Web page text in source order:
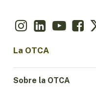
La OTCA
Sobre la OTCA